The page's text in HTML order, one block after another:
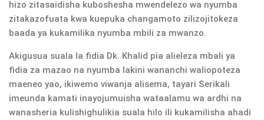
hizo zitasaidisha kuboshesha mwendelezo wa nyumba
zitakazofuata kwa kuepuka changamoto zilizojitokeza
baada ya kukamilika nyumba mbili za mwanzo.
Akigusua suala la fidia Dk. Khalid pia alieleza mbali ya
fidia za mazao na nyumba lakini wananchi waliopoteza
maeneo yao, ikiwemo viwanja alisema, tayari Serikali
imeunda kamati inayojumuisha wataalamu wa ardhi na
wanasheria kulishighulikia suala hilo ili kukamilisha ahadi